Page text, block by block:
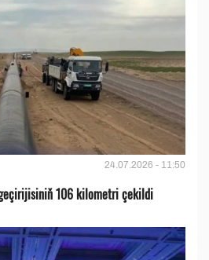
24.07.2026 - 11:50
geçirijisiniň 106 kilometri çekildi